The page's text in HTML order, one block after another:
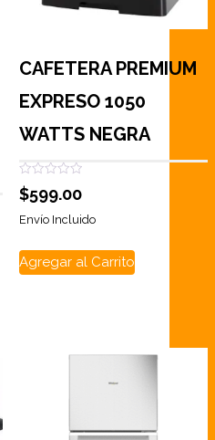
CAFETERA PREMIUM
EXPRESO 1050
WATTS NEGRA
Valorado
con
de
$599.00
Envío Incluido
Agregar al Carrito